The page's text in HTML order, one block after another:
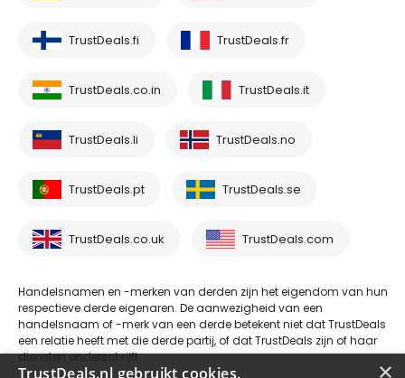
TrustDeals.fi TrustDeals.fr
TrustDeals.co.in TrustDeals.it
TrustDeals.li TrustDeals.no
TrustDeals.pt TrustDeals.se
TrustDeals.co.uk TrustDeals.com
Handelsnamen en -merken van derden zijn het eigendom van hun
respectieve derde eigenaren. De aanwezigheid van een
handelsnaam of -merk van een derde betekent niet dat TrustDeals
een relatie heeft met die derde partij, of dat TrustDeals zijn of haar
diensten onderschrijft.
×
TrustDeals.nl gebruikt cookies.